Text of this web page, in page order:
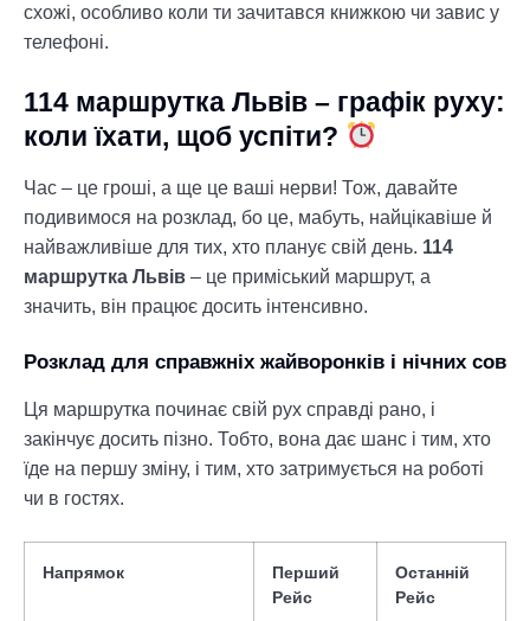
схожі, особливо коли ти зачитався книжкою чи завис у
телефоні.
114 маршрутка Львів – графік руху:
коли їхати, щоб успіти?
Час – це гроші, а ще це ваші нерви! Тож, давайте
подивимося на розклад, бо це, мабуть, найцікавіше й
найважливіше для тих, хто планує свій день. 114
маршрутка Львів – це приміський маршрут, а
значить, він працює досить інтенсивно.
Розклад для справжніх жайворонків і нічних сов
Ця маршрутка починає свій рух справді рано, і
закінчує досить пізно. Тобто, вона дає шанс і тим, хто
їде на першу зміну, і тим, хто затримується на роботі
чи в гостях.
Напрямок
Перший
Рейс
Останній
Рейс